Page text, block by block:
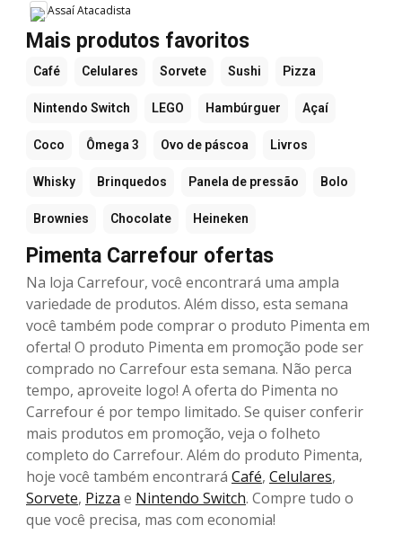
Assaí Atacadista
Mais produtos favoritos
Café Celulares Sorvete Sushi Pizza
Nintendo Switch LEGO Hambúrguer Açaí
Coco Ômega 3 Ovo de páscoa Livros
Whisky Brinquedos Panela de pressão Bolo
Brownies Chocolate Heineken
Pimenta Carrefour ofertas
Na loja Carrefour, você encontrará uma ampla
variedade de produtos. Além disso, esta semana
você também pode comprar o produto Pimenta em
oferta! O produto Pimenta em promoção pode ser
comprado no Carrefour esta semana. Não perca
tempo, aproveite logo! A oferta do Pimenta no
Carrefour é por tempo limitado. Se quiser conferir
mais produtos em promoção, veja o folheto
completo do Carrefour. Além do produto Pimenta,
hoje você também encontrará Café, Celulares,
Sorvete, Pizza e Nintendo Switch. Compre tudo o
que você precisa, mas com economia!